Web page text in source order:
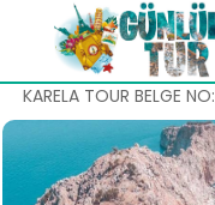
KARELA TOUR BELGE